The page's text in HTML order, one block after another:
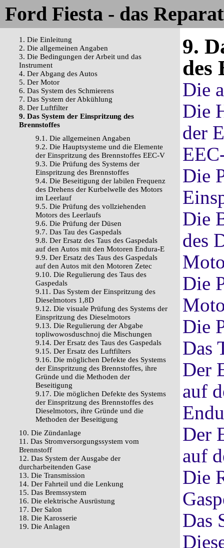
Ford Fiesta - das
1. Die Einleitung
2. Die allgemeinen Angaben
3. Die Bedingungen der Arbeit und das
Instrument
4. Der Abgang des Autos
5. Der Motor
6. Das System des Schmierens
7. Das System der Abkühlung
8. Der Luftfilter
9. Das System der Einspritzung des
Brennstoffes
9.1. Die allgemeinen Angaben
9.2. Die Hauptsysteme und die Elemente
der Einspritzung des Brennstoffes EEC-V
9.3. Die Prüfung des Systems der
Einspritzung des Brennstoffes
9.4. Die Beseitigung der labilen Frequenz
des Drehens der Kurbelwelle des Motors
im Leerlauf
9.5. Die Prüfung des vollziehenden
Motors des Leerlaufs
9.6. Die Prüfung der Düsen
9.7. Das Tau des Gaspedals
9.8. Der Ersatz des Taus des Gaspedals
auf den Autos mit den Motoren Endura-E
9.9. Der Ersatz des Taus des Gaspedals
auf den Autos mit den Motoren Zetec
9.10. Die Regulierung des Taus des
Gaspedals
9.11. Das System der Einspritzung des
Dieselmotors 1,8D
9.12. Die visuale Prüfung des Systems der
Einspritzung des Dieselmotors
9.13. Die Regulierung der Abgabe
topliwowosduschnoj die Mischungen
9.14. Der Ersatz des Taus des Gaspedals
9.15. Der Ersatz des Luftfilters
9.16. Die möglichen Defekte des Systems
der Einspritzung des Brennstoffes, ihre
Gründe und die Methoden der
Beseitigung
9.17. Die möglichen Defekte des Systems
der Einspritzung des Brennstoffes des
Dieselmotors, ihre Gründe und die
Methoden der Beseitigung
10. Die Zündanlage
11. Das Stromversorgungssystem vom
Brennstoff
12. Das System der Ausgabe der
durcharbeitenden Gase
13. Die Transmission
14. Der Fahrteil und die Lenkung
15. Das Bremssystem
16. Die elektrische Ausrüstung
17. Der Salon
18. Die Karosserie
19. Die Anlagen
9.
des
Die
Die
der
Die
Die
des
Die
Die
Das
Der
auf
Der
auf
Die
Das